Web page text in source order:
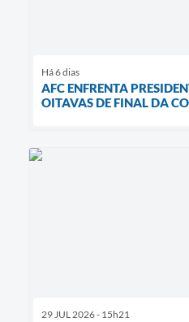
Há 6 dias
AFC ENFRENTA
OITAVAS DE FINAL DA
29 JUL 2026 - 15h21